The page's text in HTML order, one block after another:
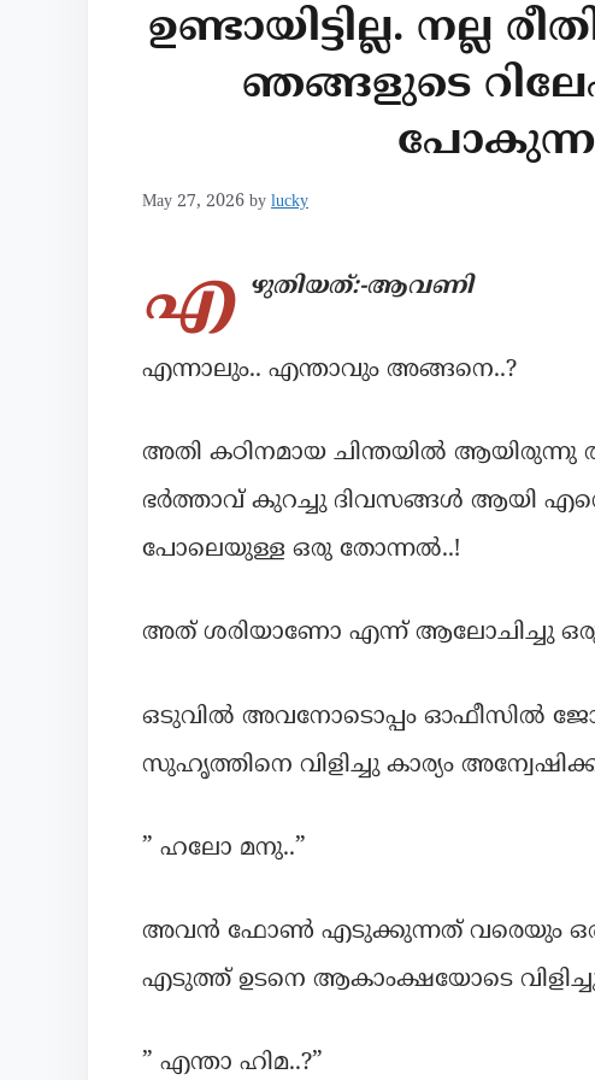
ഉണ്ടായിട്ടില്ല. നല്ല
ഞങ്ങളുടെ
May 27, 2026 by lucky
എ ഴുതിയത്:-ആവണി
എന്നാലും.. എന്താവും അങ്ങനെ..?
അതി കഠിനമായ ചിന്തയിൽ ആയിരുന്നു
ഭർത്താവ് കുറച്ചു ദിവസങ്ങൾ ആയി
പോലെയുള്ള ഒരു തോന്നൽ..!
അത് ശരിയാണോ എന്ന് ആലോചിച്ചു ഒരു
ഒടുവിൽ അവനോടൊപ്പം ഓഫീസിൽ
സുഹൃത്തിനെ വിളിച്ചു കാര്യം
” ഹലോ മനു..”
അവൻ ഫോൺ എടുക്കുന്നത് വരെയും
എടുത്ത് ഉടനെ ആകാംക്ഷയോടെ
” എന്താ ഹിമ..?”